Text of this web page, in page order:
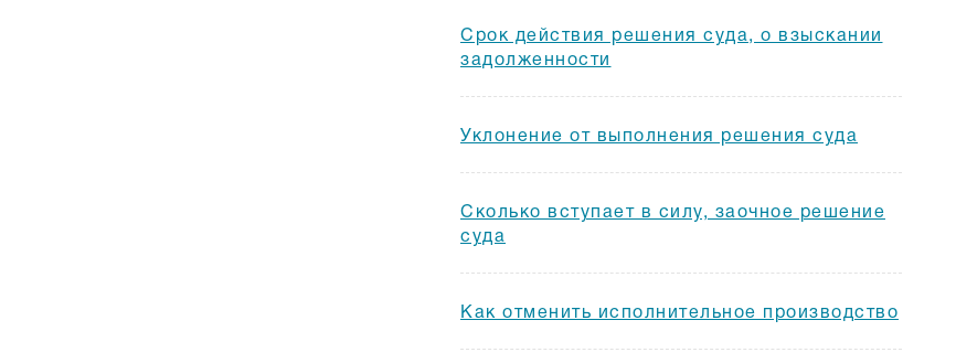
Срок действия решения суда, о взыскании
задолженности
Уклонение от выполнения решения суда
Сколько вступает в силу, заочное решение
суда
Как отменить исполнительное производство